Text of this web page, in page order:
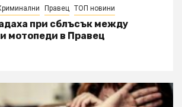
Правец ТОП новини
при сблъсък между
мотопеди в Правец